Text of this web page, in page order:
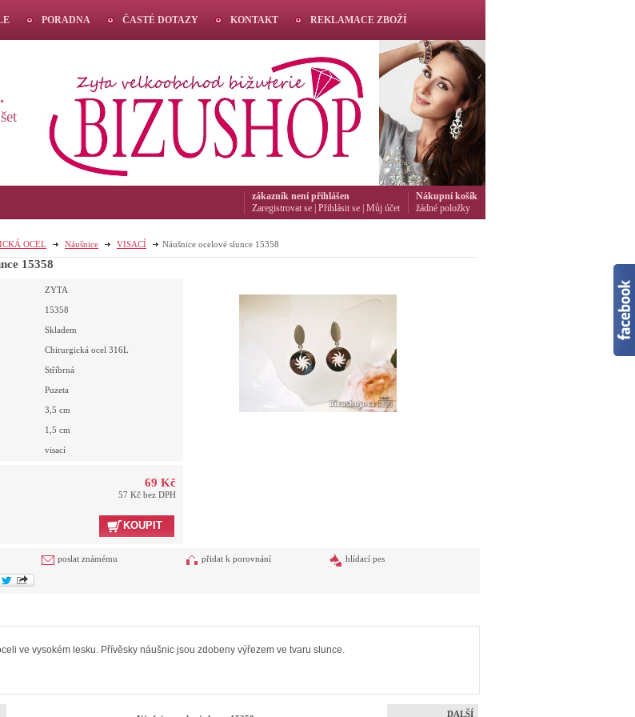
OCEL Náušnice VISACÍ Náušnice ocelové slunce 15358
15358
ZYTA
15358
Skladem
Chirurgická ocel 316L
Stříbrná
Puzeta
3,5 cm
1,5 cm
visací
69 Kč
57 Kč bez DPH
KOUPIT
poslat známému přidat k porovnání hlídací pes
ve vysokém lesku. Přívěsky náušnic jsou zdobeny výřezem ve tvaru slunce.
DALŠÍ
PORADNA ČASTÉ DOTAZY KONTAKT REKLAMACE ZBOŽÍ
Nákupní košík
žádné položky
zákazník není přihlášen
Zaregistrovat se Přihlásit se Můj účet